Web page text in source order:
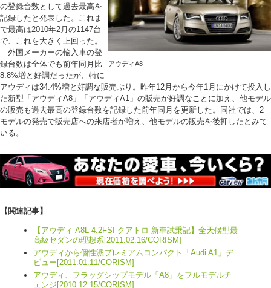
アウディA8
の登録台数として過去最高を
記録したと発表した。これま
で最高は2010年2月の1147台
で、これを大きく上回った。
外国メーカーの輸入車の登
録台数は全体でも前年同月比
8.8%増と好調だったが、特に
アウディは34.4%増と好調な販売ぶり。昨年12月から今年1月にかけて投入し
た新型「アウディA8」「アウディA1」の販売が好調なことに加え、他モデル
の販売も過去最高の登録台数を記録した前年同月を更新した。同社では、2
モデルの発売で販売店への来店者が増え、他モデルの販売を後押したとみて
いる。
【関連記事】
【アウディ A8L 4.2FSI クアトロ 新車試乗記】全天候型最
高級セダンの理想系[2011.02.16/CORISM]
アウディから個性派プレミアムコンパクト「Audi A1」デ
ビュー[2011.01.11/CORISM]
アウディ、フラッグシップモデル「A8」をフルモデルチ
ェンジ[2010.12.15/CORISM]